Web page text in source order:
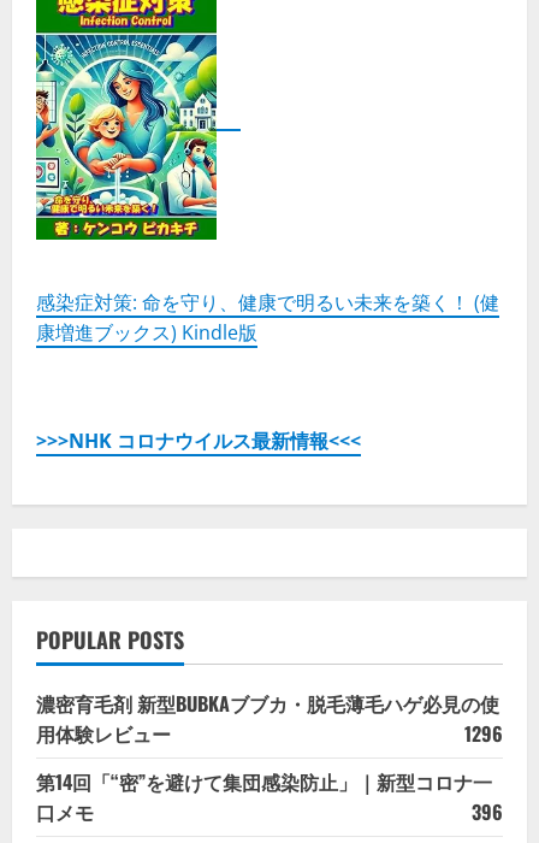
感染症対策: 命を守り、健康で明るい未来を築く！ (健
康増進ブックス) Kindle版
>>>NHK コロナウイルス最新情報<<<
POPULAR POSTS
濃密育毛剤 新型BUBKAブブカ・脱毛薄毛ハゲ必見の使
用体験レビュー
1296
第14回「“密”を避けて集団感染防止」｜新型コロナ一
口メモ
396